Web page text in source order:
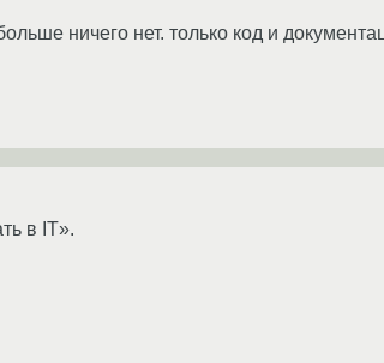
ничего нет. только код и
в IT».